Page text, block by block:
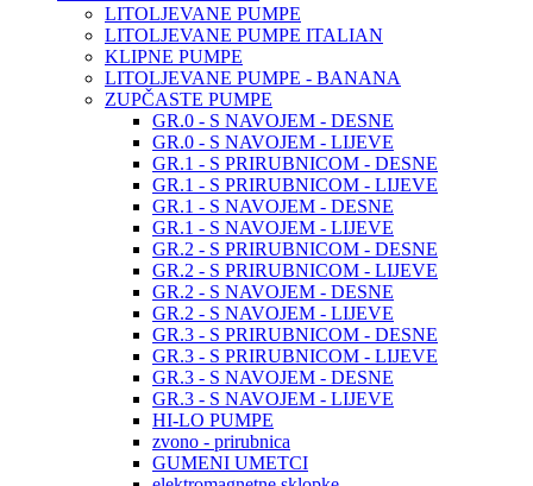
LITOLJEVANE PUMPE
LITOLJEVANE PUMPE ITALIAN
KLIPNE PUMPE
LITOLJEVANE PUMPE - BANANA
ZUPČASTE PUMPE
GR.0 - S NAVOJEM - DESNE
GR.0 - S NAVOJEM - LIJEVE
GR.1 - S PRIRUBNICOM - DESNE
GR.1 - S PRIRUBNICOM - LIJEVE
GR.1 - S NAVOJEM - DESNE
GR.1 - S NAVOJEM - LIJEVE
GR.2 - S PRIRUBNICOM - DESNE
GR.2 - S PRIRUBNICOM - LIJEVE
GR.2 - S NAVOJEM - DESNE
GR.2 - S NAVOJEM - LIJEVE
GR.3 - S PRIRUBNICOM - DESNE
GR.3 - S PRIRUBNICOM - LIJEVE
GR.3 - S NAVOJEM - DESNE
GR.3 - S NAVOJEM - LIJEVE
HI-LO PUMPE
zvono - prirubnica
GUMENI UMETCI